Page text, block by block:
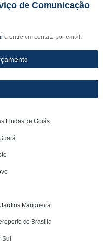
de Comunicação
e entre em contato por email.
Lindas de Goiás
Mangueiral
de Brasilia